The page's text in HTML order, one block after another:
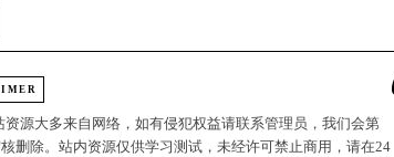
资源大多来自网络，如有侵犯权益请联系管理员，我们会第
删除。站内资源仅供学习测试，未经许可禁止商用，请在24